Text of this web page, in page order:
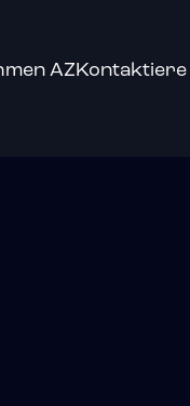
AZKontaktiere